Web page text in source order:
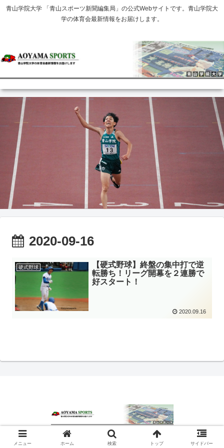
青山学院大学 「青山スポーツ新聞編集局」の公式Webサイトです。青山学院大
学の体育会最新情報をお届けします。
2020-09-16
硬式野球
【硬式野球】終盤の集中打で逆
転勝ち！リーグ開幕を２連勝で
好スタート！
2020.09.16
© 2020 青山スポーツ.
メニュー ホーム 検索 トップ サイドバー